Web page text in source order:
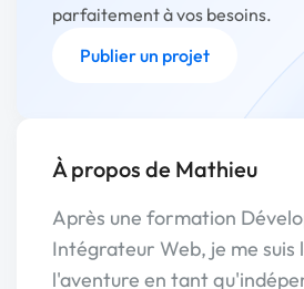
parfaitement à vos besoins.
Publier un projet
À propos de Mathieu
Après une formation
Intégrateur Web, je me suis
l'aventure en tant